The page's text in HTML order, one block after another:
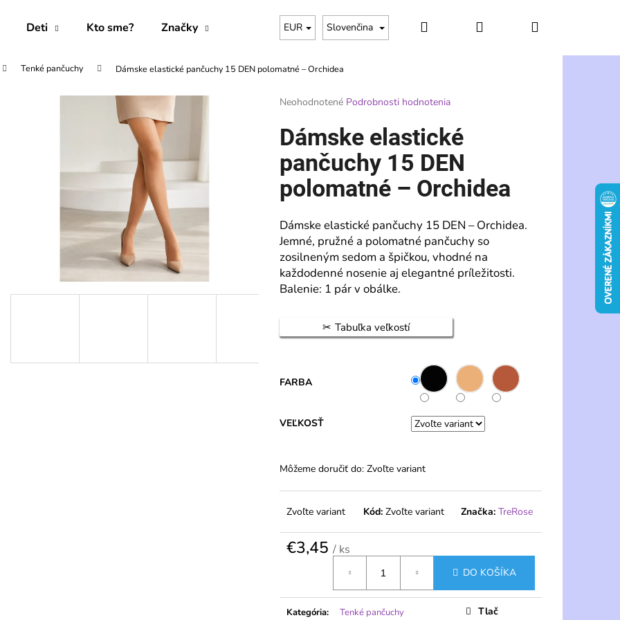
Deti Kto sme? Značky EUR Slovenčina Hľadať PrihlásenieNákupný
Tenké pančuchy Dámske elastické pančuchy 15 DEN polomatné – Orchidea
Priemerné
produktu
je
5
hviezdičiek.
Neohodnotené Podrobnosti hodnotenia
Dámske elastické
pančuchy 15 DEN
polomatné – Orchidea
Dámske elastické pančuchy 15 DEN – Orchidea.
Jemné, pružné a polomatné pančuchy so
zosilneným sedom a špičkou, vhodné na
každodenné nosenie aj elegantné príležitosti.
Balenie: 1 pár v obálke.
Tabuľka veľkostí
FARBA
VEĽKOSŤ
Môžeme doručiť do: Zvoľte variant
Zvoľte variant Kód: Zvoľte variant Značka: TreRose
€3,45 / ks
DO KOŠÍKA
Kategória:
Tenké pančuchy
Tlač
Čo potrebujete nájsť?
HĽADAŤ
Odporúčame
Nasledujúce
VYŠŠÍM PÁSOM - FERA